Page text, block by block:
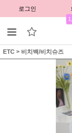
로그인
ETC > 비치백/비치슈즈